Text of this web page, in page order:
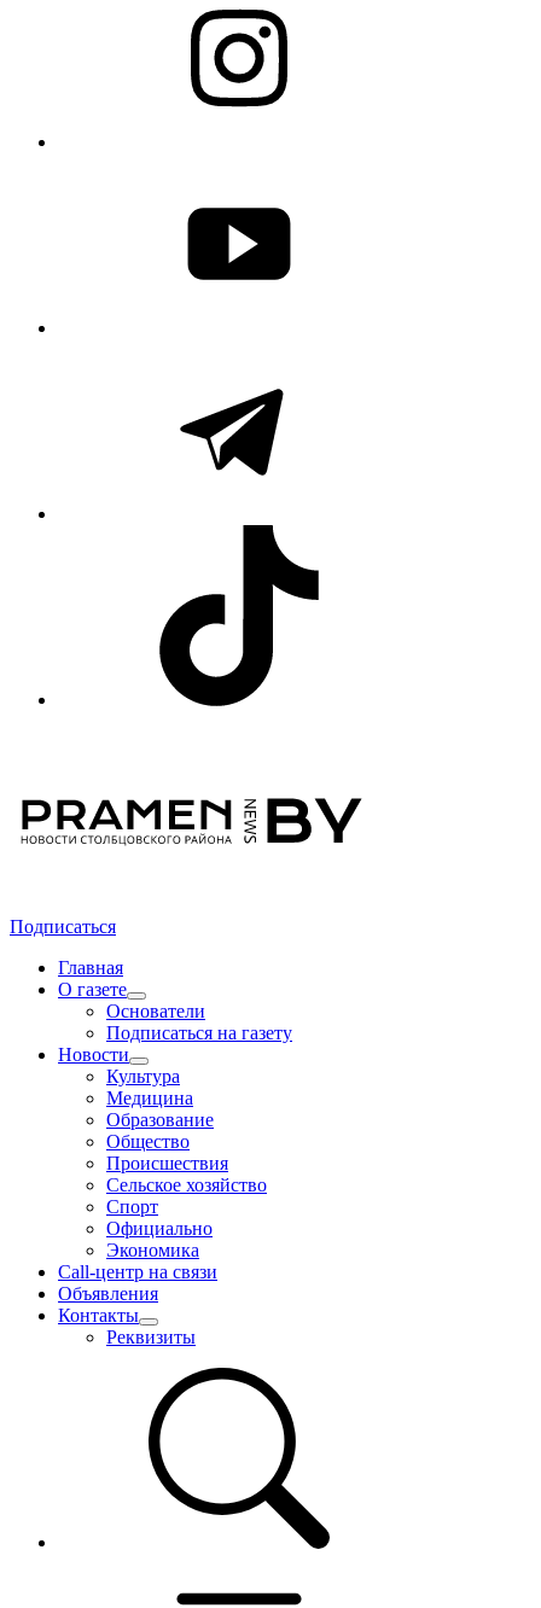
Подписаться
Главная
О газете
Основатели
Подписаться на газету
Новости
Культура
Медицина
Образование
Общество
Происшествия
Сельское хозяйство
Спорт
Официально
Экономика
Call-центр на связи
Объявления
Контакты
Реквизиты